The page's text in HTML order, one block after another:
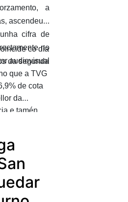
a
ascendeu a
cifra de
no
audiovisual
co día
da segunda
que a TVG
de cota
da
e tamén
súa banda a
duplicando
nesta
e sitúase
a Radio